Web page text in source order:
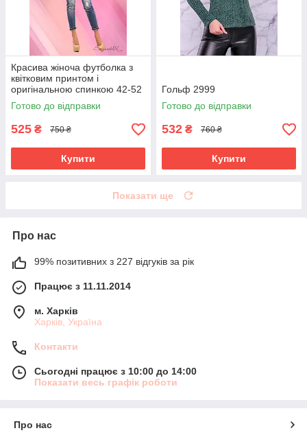
Красива жіноча футболка з
квітковим принтом і
оригінальною спинкою 42-52
розміри
Готово до відправки
525 ₴ 750 ₴
Купити
Гольф 2999
Готово до відправки
532 ₴ 760 ₴
Купити
Показати ще
Про нас
99% позитивних з 227 відгуків за рік
Працює з 11.11.2014
м. Харків
Харків, Україна
Контакти
Сьогодні працює з 10:00 до 14:00
Показати весь графік роботи
Про нас